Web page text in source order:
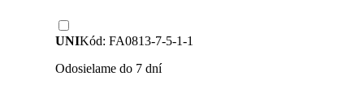
UNIKód: FA0813-7-5-1-1
Odosielame do 7 dní